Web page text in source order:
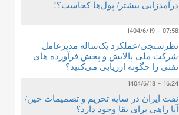
درآمدزایی بیشتر/ پول‌ها کجاست؟!
1404/6/19 - 07:58
نظرسنجی/عملکرد یک‌ساله مدیرعامل
شرکت ملی پالایش و پخش فرآورده های
نفتی را چگونه ارزیابی می‌کنید؟
1404/6/18 - 16:24
نفت ایران در سایه تحریم و تصمیمات چین/
آیا راهی برای بقا وجود دارد؟